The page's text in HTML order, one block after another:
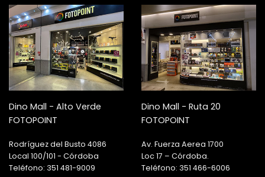
Dino Mall - Alto Verde
FOTOPOINT
Rodríguez del Busto 4086
Local 100/101 - Córdoba
Teléfono: 351 481-9009
Dino Mall - Ruta 20
FOTOPOINT
Av. Fuerza Aerea 1700
Loc 17 – Córdoba.
Teléfono: 351 466-6006